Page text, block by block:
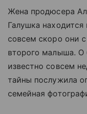
Жена продюсера
Галушка
совсем скоро они
второго малыша. О
известно совсем
тайны послужила
семейная